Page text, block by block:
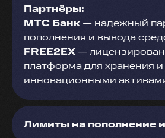
Партнёры:
МТС Банк — надежный
пополнения и вывода
FREE2EX —
платформа для хранения
инновационными
Лимиты на пополнение